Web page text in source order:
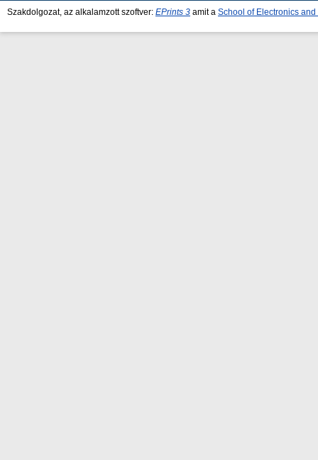
Szakdolgozat, az alkalamzott szoftver: EPrints 3 amit a School of Electronics